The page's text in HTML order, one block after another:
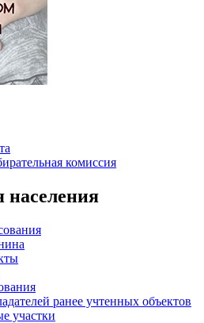
комиссия
ранее учтенных объектов
участки